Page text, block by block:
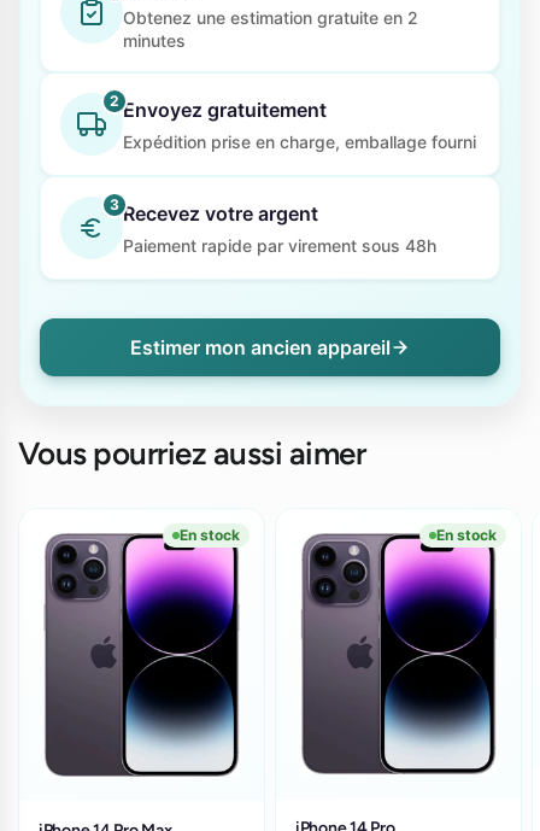
Obtenez une estimation gratuite en 2
minutes
2 Envoyez gratuitement
Expédition prise en charge, emballage fourni
3 Recevez votre argent
Paiement rapide par virement sous 48h
Estimer mon ancien appareil
Vous pourriez aussi aimer
En stock En stock